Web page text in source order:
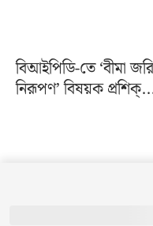
বিআইপিডি-তে ‘বীমা
নিরূপণ’ বিষয়ক